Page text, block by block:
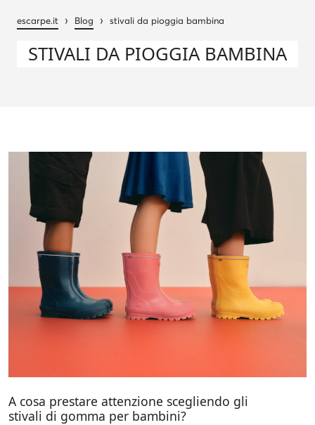
escarpe.it › Blog › stivali da pioggia bambina
STIVALI DA PIOGGIA BAMBINA
A cosa prestare attenzione scegliendo gli
stivali di gomma per bambini?